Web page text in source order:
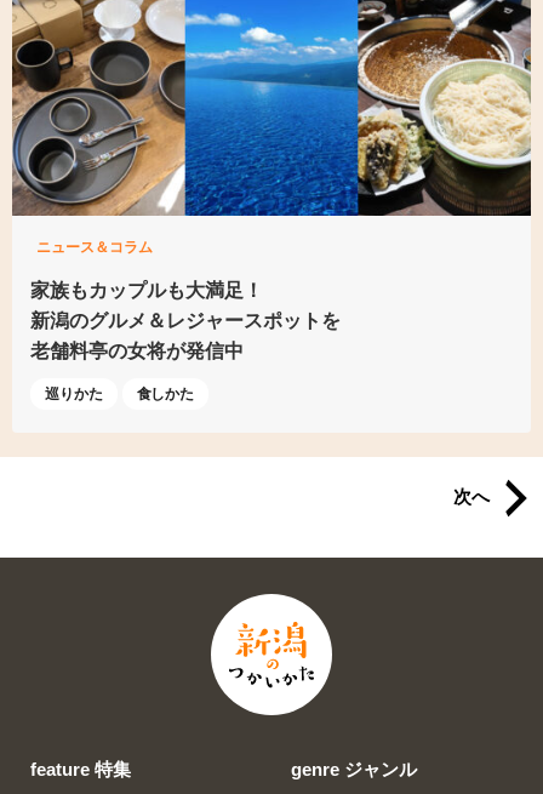
ニュース＆コラム
家族もカップルも大満足！
新潟のグルメ＆レジャースポットを
老舗料亭の女将が発信中
巡りかた 食しかた
次へ
feature 特集 genre ジャンル